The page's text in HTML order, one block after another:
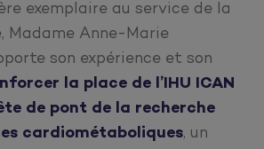
exemplaire au service de la
Madame Anne-Marie
son expérience et son
la place de l’IHU ICAN
de pont de la recherche
cardiométaboliques, un